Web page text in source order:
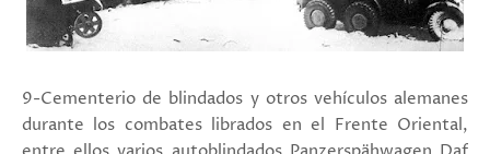
9-Cementerio de blindados y otros vehículos alemanes
durante los combates librados en el Frente Oriental,